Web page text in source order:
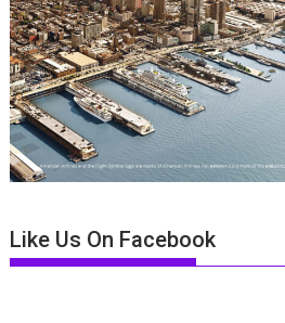
Like Us On Facebook